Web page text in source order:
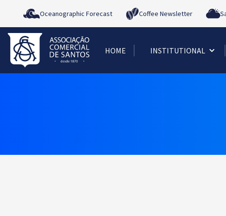
Oceanographic Forecast Coffee Newsletter
HOME INSTITUTIONAL